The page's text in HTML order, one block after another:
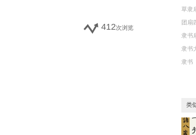
412次浏览
草隶
团扇
隶书
隶书
隶书
类